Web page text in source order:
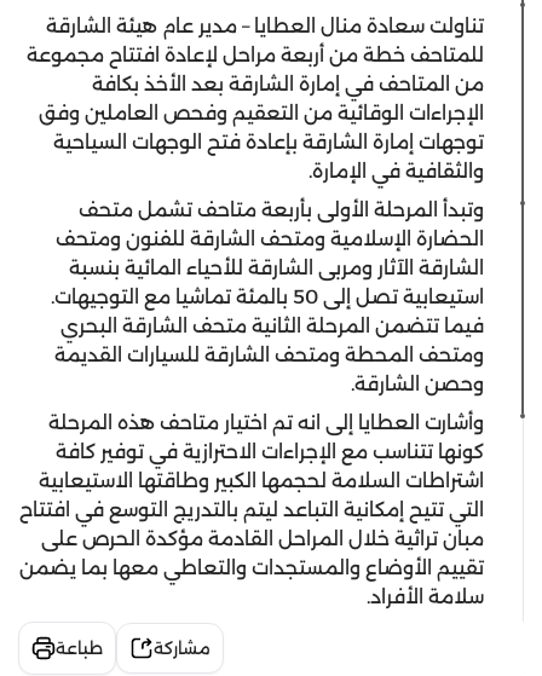
تناولت سعادة منال العطايا – مدير عام هيئة الشارقة
للمتاحف خطة من أربعة مراحل لإعادة افتتاح مجموعة
من المتاحف في إمارة الشارقة بعد الأخذ بكافة
الإجراءات الوقائية من التعقيم وفحص العاملين وفق
توجهات إمارة الشارقة بإعادة فتح الوجهات السياحية
والثقافية في الإمارة.
وتبدأ المرحلة الأولى بأربعة متاحف تشمل متحف
الحضارة الإسلامية ومتحف الشارقة للفنون ومتحف
الشارقة الآثار ومربى الشارقة للأحياء المائية بنسبة
استيعابية تصل إلى 50 بالمئة تماشيا مع التوجيهات.
فيما تتضمن المرحلة الثانية متحف الشارقة البحري
ومتحف المحطة ومتحف الشارقة للسيارات القديمة
وحصن الشارقة.
وأشارت العطايا إلى انه تم اختيار متاحف هذه المرحلة
كونها تتناسب مع الإجراءات الاحترازية في توفير كافة
اشتراطات السلامة لحجمها الكبير وطاقتها الاستيعابية
التي تتيح إمكانية التباعد ليتم بالتدريج التوسع في افتتاح
مبان تراثية خلال المراحل القادمة مؤكدة الحرص على
تقييم الأوضاع والمستجدات والتعاطي معها بما يضمن
سلامة الأفراد.
مشاركة طباعة